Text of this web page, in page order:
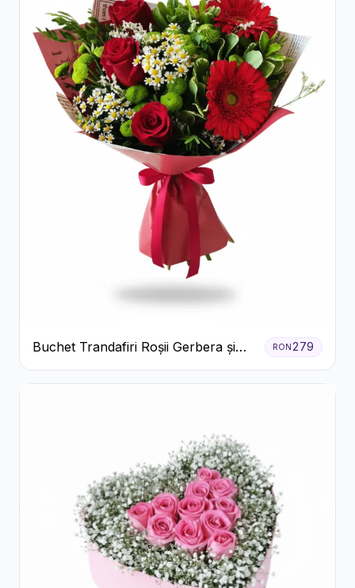
Buchet Trandafiri Roșii Gerbera și
Verdeață
RON279